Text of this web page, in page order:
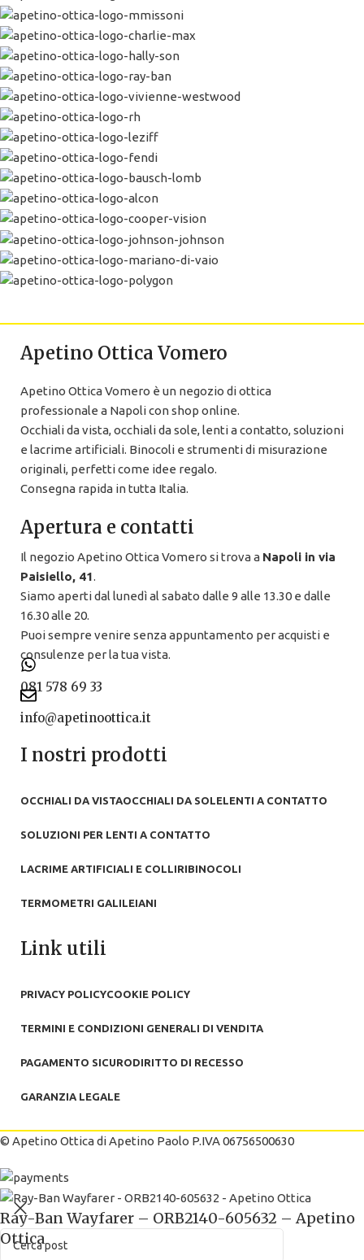
Apetino Ottica Vomero
Apetino Ottica Vomero è un negozio di ottica
professionale a Napoli con shop online.
Occhiali da vista, occhiali da sole, lenti a contatto, soluzioni
e lacrime artificiali. Binocoli e strumenti di misurazione
originali, perfetti come idee regalo.
Consegna rapida in tutta Italia.
Apertura e contatti
Il negozio Apetino Ottica Vomero si trova a Napoli in via
Paisiello, 41.
Siamo aperti dal lunedì al sabato dalle 9 alle 13.30 e dalle
16.30 alle 20.
Puoi sempre venire senza appuntamento per acquisti e
consulenze per la tua vista.
081 578 69 33
info@apetinoottica.it
I nostri prodotti
OCCHIALI DA VISTAOCCHIALI DA SOLELENTI A CONTATTO
SOLUZIONI PER LENTI A CONTATTO
LACRIME ARTIFICIALI E COLLIRIBINOCOLI
TERMOMETRI GALILEIANI
Link utili
PRIVACY POLICYCOOKIE POLICY
TERMINI E CONDIZIONI GENERALI DI VENDITA
PAGAMENTO SICURODIRITTO DI RECESSO
GARANZIA LEGALE
© Apetino Ottica di Apetino Paolo P.IVA 06756500630
Ray-Ban Wayfarer – ORB2140-605632 – Apetino
Ottica